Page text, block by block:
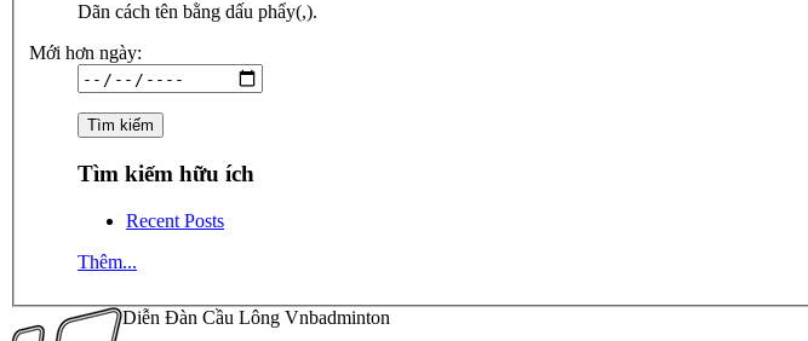
Dãn cách tên bằng dấu phẩy(,).
Mới hơn ngày:
Tìm kiếm hữu ích
Recent Posts
Thêm...
Diễn Đàn Cầu Lông Vnbadminton